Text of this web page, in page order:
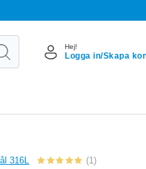
Hej!
Logga in/Skapa
316L (1)